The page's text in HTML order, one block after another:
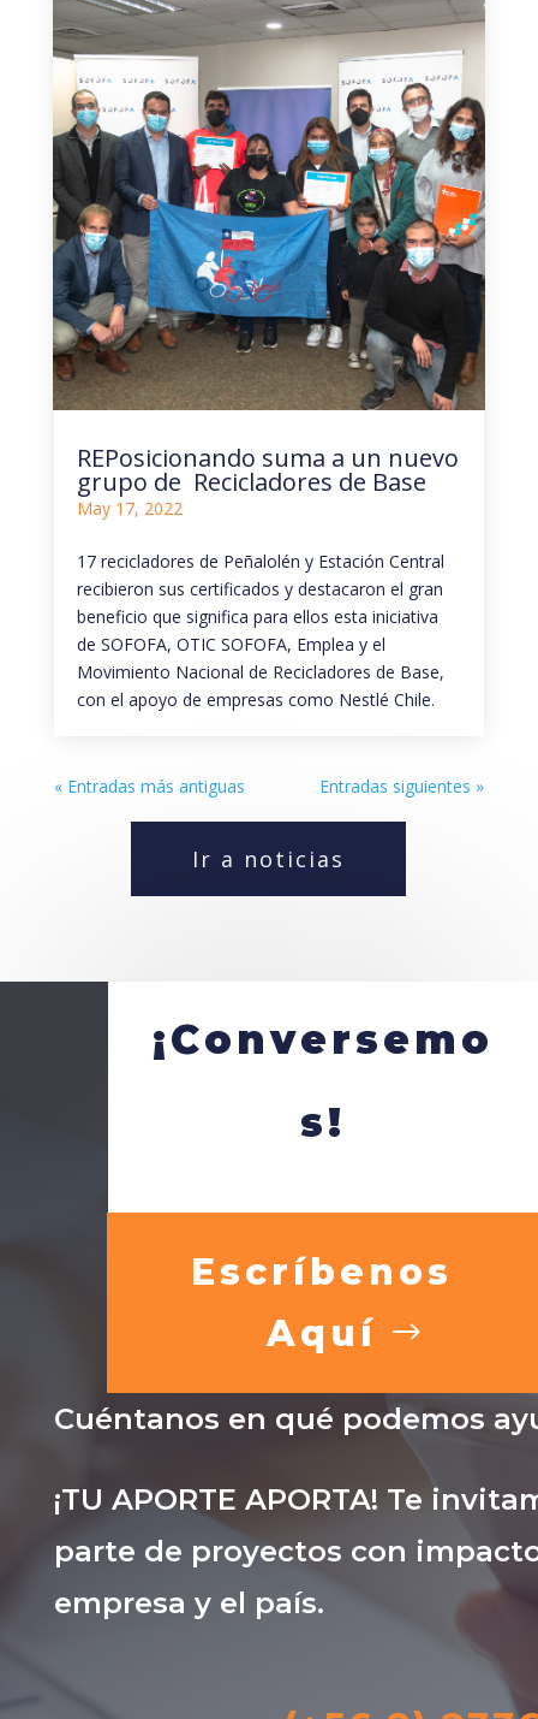
REPosicionando suma a un nuevo
grupo de Recicladores de Base
May 17, 2022
17 recicladores de Peñalolén y Estación Central
recibieron sus certificados y destacaron el gran
beneficio que significa para ellos esta iniciativa
de SOFOFA, OTIC SOFOFA, Emplea y el
Movimiento Nacional de Recicladores de Base,
con el apoyo de empresas como Nestlé Chile.
« Entradas más antiguas Entradas siguientes »
Ir a noticias
¡Conversemo
s!
Escríbenos
Aquí
Cuéntanos en qué podemos
¡TU APORTE APORTA! Te
parte de proyectos con
empresa y el país.